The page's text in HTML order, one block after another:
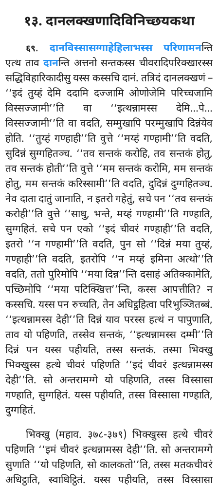
१३. दानलक्खणादिविनिच्छयकथा
६९. दानविस्सासग्गाहेहिलाभस्स परिणामनन्ति
एत्थ तावदानन्ति अत्तनो सन्तकस्स चीवरादिपरिक्खारस्स
सद्धिविहारिकादीसु यस्स कस्सचि दानं. तत्रिदं दानलक्खणं –
‘‘इदं तुय्हं देमि ददामि दज्जामि ओणोजेमि परिच्चजामि
विस्सज्जामी’’ति वा ‘‘इत्थन्नामस्स देमि…पे…
विस्सज्जामी’’ति वा वदति, सम्मुखापि परम्मुखापि दिन्नंयेव
होति. ‘‘तुय्हं गण्हाही’’ति वुत्ते ‘‘मय्हं गण्हामी’’ति वदति,
सुदिन्नं सुग्गहितञ्च. ‘‘तव सन्तकं करोहि, तव सन्तकं होतु,
तव सन्तकं होती’’ति वुत्ते ‘‘मम सन्तकं करोमि, मम सन्तकं
होतु, मम सन्तकं करिस्सामी’’ति वदति, दुदिन्नं दुग्गहितञ्च.
नेव दाता दातुं जानाति, न इतरो गहेतुं, सचे पन ‘‘तव सन्तकं
करोही’’ति वुत्ते ‘‘साधु, भन्ते, मय्हं गण्हामी’’ति गण्हाति,
सुग्गहितं. सचे पन एको ‘‘इदं चीवरं गण्हाही’’ति वदति,
इतरो ‘‘न गण्हामी’’ति वदति, पुन सो ‘‘दिन्नं मया तुय्हं,
गण्हाही’’ति वदति, इतरोपि ‘‘न मय्हं इमिना अत्थो’’ति
वदति, ततो पुरिमोपि ‘‘मया दिन्न’’न्ति दसाहं अतिक्कामेति,
पच्छिमोपि ‘‘मया पटिक्खित्त’’न्ति, कस्स आपत्तीति? न
कस्सचि. यस्स पन रुच्चति, तेन अधिट्ठहित्वा परिभुञ्जितब्बं.
‘‘इत्थन्नामस्स देही’’ति दिन्नं याव परस्स हत्थं न पापुणाति,
ताव यो पहिणति, तस्सेव सन्तकं, ‘‘इत्थन्नामस्स दम्मी’’ति
दिन्नं पन यस्स पहीयति, तस्स सन्तकं. तस्मा भिक्खु
भिक्खुस्स हत्थे चीवरं पहिणति ‘‘इदंचीवरं इत्थन्नामस्स
देही’’ति. सो अन्तरामग्गे यो पहिणति, तस्स विस्सासा
गण्हाति, सुग्गहितं. यस्स पहीयति, तस्स विस्सासा गण्हाति,
दुग्गहितं.
भिक्खु (महाव. ३७८-३७९) भिक्खुस्स हत्थे चीवरं
पहिणति ‘‘इमं चीवरं इत्थन्नामस्स देही’’ति. सो अन्तरामग्गे
सुणाति ‘‘यो पहिणति, सो कालकतो’’ति, तस्स मतकचीवरं
अधिट्ठाति, स्वाधिट्ठितं. यस्स पहीयति, तस्स विस्सासा